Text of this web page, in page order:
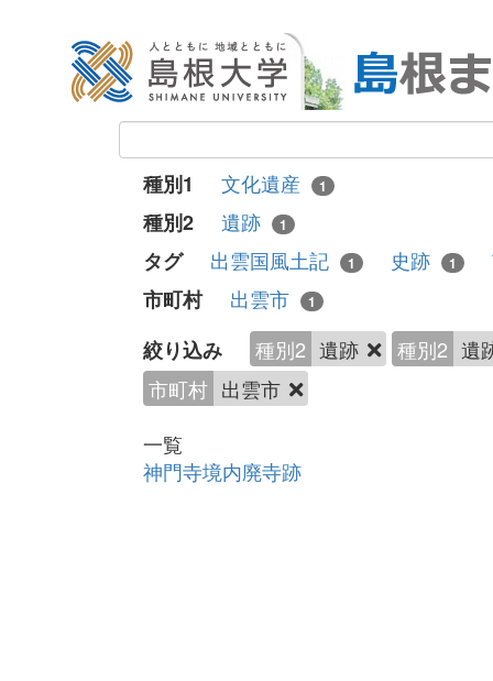
種別1 文化遺産 1
種別2 遺跡 1
タグ 出雲国風土記 1 史跡 1
市町村
出雲市 1
絞り込み 種別2 遺跡 種別2 遺
市町村 出雲市
一覧
神門寺境内廃寺跡